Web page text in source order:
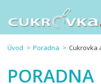
Úvod Poradna Cukrovka
PORADNA